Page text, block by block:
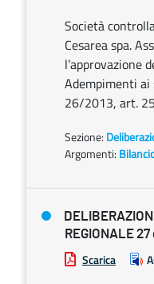
Società
Cesarea spa.
l’approvazione
Adempimenti ai
26/2013, art.
Sezione:
Argomenti:
REGIONALE
Scarica